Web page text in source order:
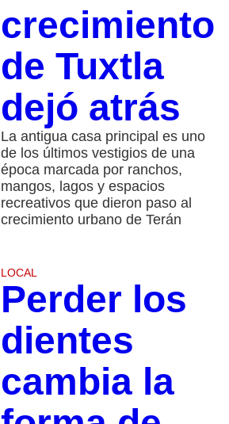
crecimiento
de Tuxtla
dejó atrás
La antigua casa principal es uno
de los últimos vestigios de una
época marcada por ranchos,
mangos, lagos y espacios
recreativos que dieron paso al
crecimiento urbano de Terán
LOCAL
Perder los
dientes
cambia la